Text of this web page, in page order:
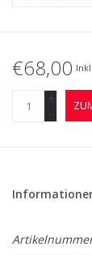
€68,00
+
-